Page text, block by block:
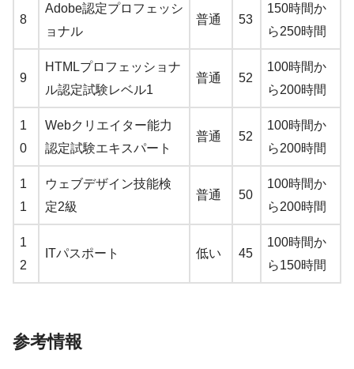
8
Adobe認定プロフェッシ
ョナル
普通 53
150時間か
ら250時間
9
HTMLプロフェッショナ
ル認定試験レベル1
普通 52
100時間か
ら200時間
1
0
Webクリエイター能力
認定試験エキスパート
普通 52
100時間か
ら200時間
1
1
ウェブデザイン技能検
定2級
普通 50
100時間か
ら200時間
1
2
ITパスポート 低い 45
100時間か
ら150時間
参考情報